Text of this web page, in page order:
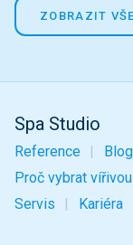
ZOBRAZIT
Spa Studio
Reference Blog
Proč vybrat
Servis
Kariéra